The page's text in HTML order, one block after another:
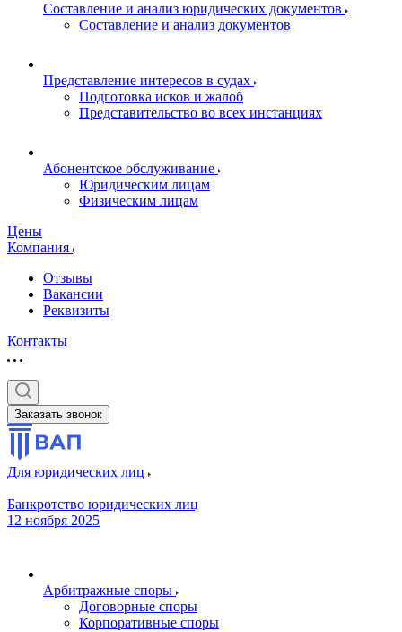
Составление и анализ юридических документов
Составление и анализ документов
Представление интересов в судах
Подготовка исков и жалоб
Представительство во всех инстанциях
Абонентское обслуживание
Юридическим лицам
Физическим лицам
Цены
Компания
Отзывы
Вакансии
Реквизиты
Контакты
Заказать звонок
Для юридических лиц
Банкротство юридических лиц
12 ноября 2025
Арбитражные споры
Договорные споры
Корпоративные споры